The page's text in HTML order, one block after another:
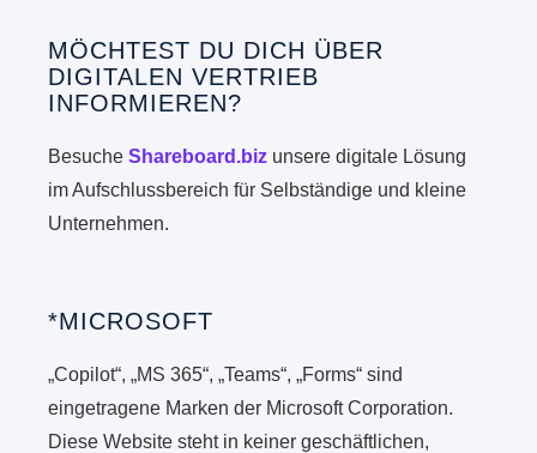
MÖCHTEST DU DICH ÜBER
DIGITALEN VERTRIEB
INFORMIEREN?
BesucheShareboard.biz unsere digitale Lösung
im Aufschlussbereich für Selbständige und kleine
Unternehmen.
*MICROSOFT
„Copilot“, „MS 365“, „Teams“, „Forms“ sind
eingetragene Marken der Microsoft Corporation.
Diese Website steht in keiner geschäftlichen,